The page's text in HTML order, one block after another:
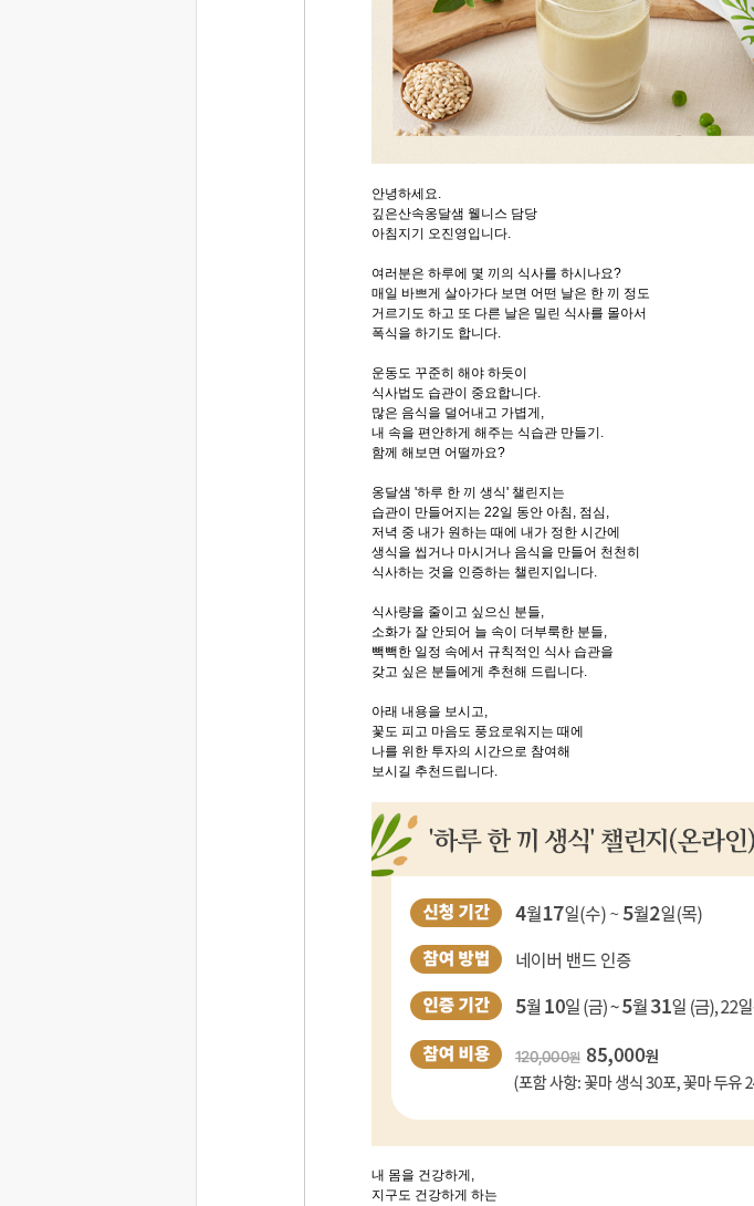
안녕하세요.
깊은산속옹달샘 웰니스 담당
아침지기 오진영입니다.
여러분은 하루에 몇 끼의 식사를 하시나요?
매일 바쁘게 살아가다 보면 어떤 날은 한 끼 정도
거르기도 하고 또 다른 날은 밀린 식사를 몰아서
폭식을 하기도 합니다.
운동도 꾸준히 해야 하듯이
식사법도 습관이 중요합니다.
많은 음식을 덜어내고 가볍게,
내 속을 편안하게 해주는 식습관 만들기.
함께 해보면 어떨까요?
옹달샘 '하루 한 끼 생식' 챌린지는
습관이 만들어지는 22일 동안 아침, 점심,
저녁 중 내가 원하는 때에 내가 정한 시간에
생식을 씹거나 마시거나 음식을 만들어 천천히
식사하는 것을 인증하는 챌린지입니다.
식사량을 줄이고 싶으신 분들,
소화가 잘 안되어 늘 속이 더부룩한 분들,
빽빽한 일정 속에서 규칙적인 식사 습관을
갖고 싶은 분들에게 추천해 드립니다.
아래 내용을 보시고,
꽃도 피고 마음도 풍요로워지는 때에
나를 위한 투자의 시간으로 참여해
보시길 추천드립니다.
내 몸을 건강하게,
지구도 건강하게 하는